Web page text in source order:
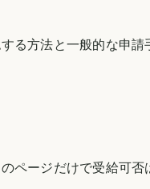
る方法と一般的な申請
ページだけで受給可否